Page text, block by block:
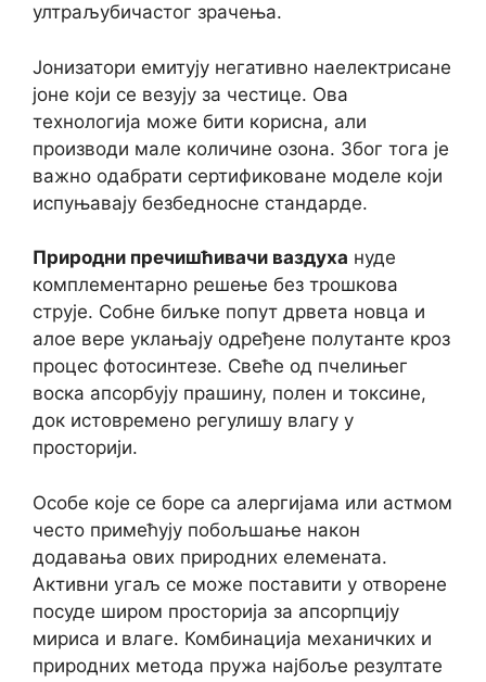
ултраљубичастог зрачења.
Јонизатори емитују негативно наелектрисане
јоне који се везују за честице. Ова
технологија може бити корисна, али
производи мале количине озона. Због тога је
важно одабрати сертификоване моделе који
испуњавају безбедносне стандарде.
Природни пречишћивачи ваздуха нуде
комплементарно решење без трошкова
струје. Собне биљке попут дрвета новца и
алое вере уклањају одређене полутанте кроз
процес фотосинтезе. Свеће од пчелињег
воска апсорбују прашину, полен и токсине,
док истовремено регулишу влагу у
просторији.
Особе које се боре са алергијама или астмом
често примећују побољшање након
додавања ових природних елемената.
Активни угаљ се може поставити у отворене
посуде широм просторија за апсорпцију
мириса и влаге. Комбинација механичких и
природних метода пружа најбоље резултате